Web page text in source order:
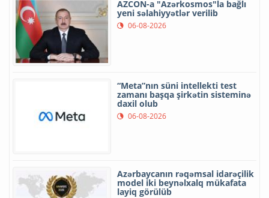
AZCON-a "Azərkosmos"la bağlı
yeni səlahiyyətlər verilib
06-08-2026
“Meta”nın süni intellekti test
zamanı başqa şirkətin sisteminə
daxil olub
06-08-2026
Azərbaycanın rəqəmsal idarəçilik
model iki beynəlxalq mükafata
layiq görülüb